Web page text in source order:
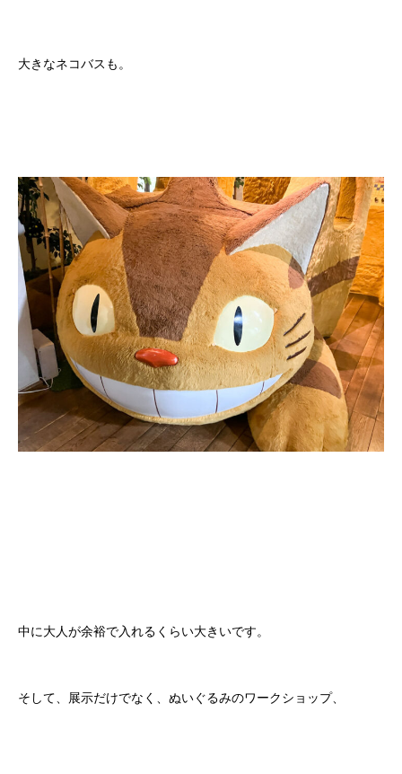
大きなネコバスも。
中に大人が余裕で入れるくらい大きいです。
そして、展示だけでなく、ぬいぐるみのワークショップ、